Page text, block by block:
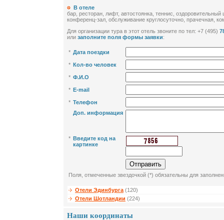
В отеле
бар, ресторан, лифт, автостоянка, теннис, оздоровительный
конференц-зал, обслуживание круглосуточно, прачечная,
Для организации тура в этот отель звоните по тел: +7 (495)
или заполните поля формы заявки:
* Дата поездки
* Кол-во человек
* Ф.И.О
* E-mail
* Телефон
Доп. информация
* Введите код на
картинке
Поля, отмеченные звездочкой (*) обязательны для
Отели Эдинбурга(120)
Отели Шотландии (224)
Наши координаты